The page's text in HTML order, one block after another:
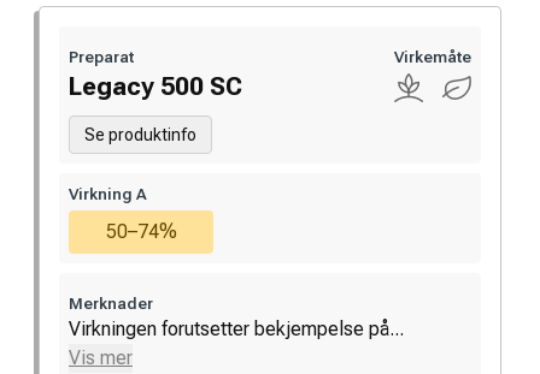
Preparat
Legacy 500 SC
Se produktinfo
Virkemåte
Virkning A
50–74%
Merknader
Virkningen forutsetter bekjempelse på...
Vis mer